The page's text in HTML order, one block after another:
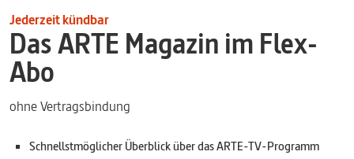
Jederzeit kündbar
Das ARTE Magazin im Flex-
Abo
ohne Vertragsbindung
Schnellstmöglicher Überblick über das ARTE-TV-Programm